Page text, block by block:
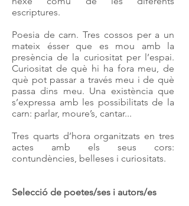
escriptures.
Poesia de carn. Tres cossos per a un
mateix ésser que es mou amb la
presència de la curiositat per l’espai.
Curiositat de què hi ha fora meu, de
què pot passar a través meu i de què
passa dins meu. Una existència que
s’expressa amb les possibilitats de la
carn: parlar, moure’s, cantar...
Tres quarts d’hora organitzats en tres
actes amb els seus cors:
contundències, belleses i curiositats.
Selecció de poetes/ses i autors/es